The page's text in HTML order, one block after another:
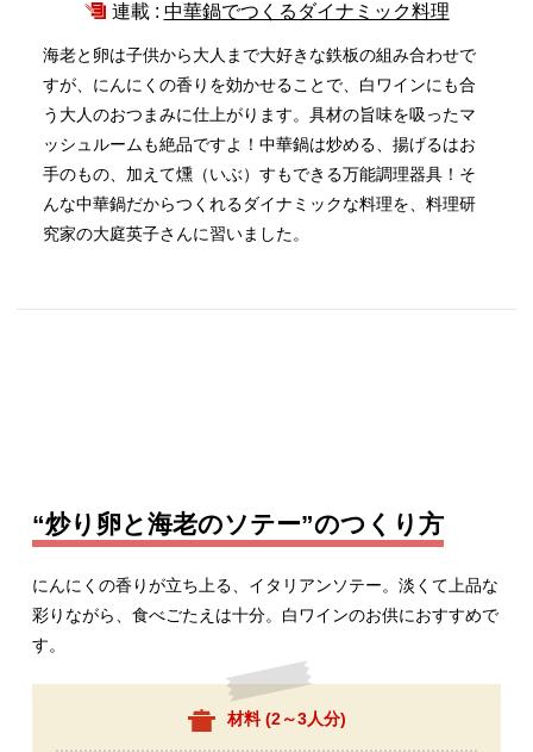
連載 : 中華鍋でつくるダイナミック料理
海老と卵は子供から大人まで大好きな鉄板の組み合わせで
すが、にんにくの香りを効かせることで、白ワインにも合
う大人のおつまみに仕上がります。具材の旨味を吸ったマ
ッシュルームも絶品ですよ！中華鍋は炒める、揚げるはお
手のもの、加えて燻（いぶ）すもできる万能調理器具！そ
んな中華鍋だからつくれるダイナミックな料理を、料理研
究家の大庭英子さんに習いました。
“炒り卵と海老のソテー”のつくり方
にんにくの香りが立ち上る、イタリアンソテー。淡くて上品な
彩りながら、食べごたえは十分。白ワインのお供におすすめで
す。
材料 (2～3人分)